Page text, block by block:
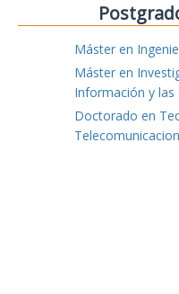
Máster en
Máster en
Información y las
Doctorado en